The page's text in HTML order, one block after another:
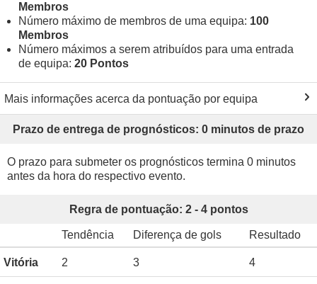
Membros
Número máximo de membros de uma equipa: 100
Membros
Número máximos a serem atribuídos para uma entrada
de equipa: 20 Pontos
Mais informações acerca da pontuação por equipa
Prazo de entrega de prognósticos: 0 minutos de prazo
O prazo para submeter os prognósticos termina 0 minutos
antes da hora do respectivo evento.
Regra de pontuação: 2 - 4 pontos
Tendência Diferença de gols Resultado
Vitória 2 3 4